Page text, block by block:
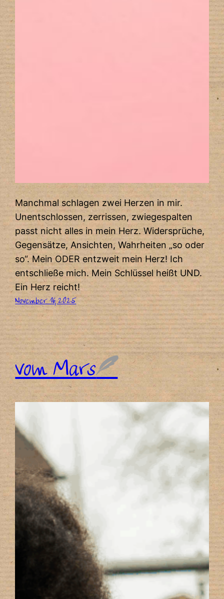
Manchmal schlagen zwei Herzen in mir.
Unentschlossen, zerrissen, zwiegespalten
passt nicht alles in mein Herz. Widersprüche,
Gegensätze, Ansichten, Wahrheiten „so oder
so“. Mein ODER entzweit mein Herz! Ich
entschließe mich. Mein Schlüssel heißt UND.
Ein Herz reicht!
November 16, 2025
vom Mars